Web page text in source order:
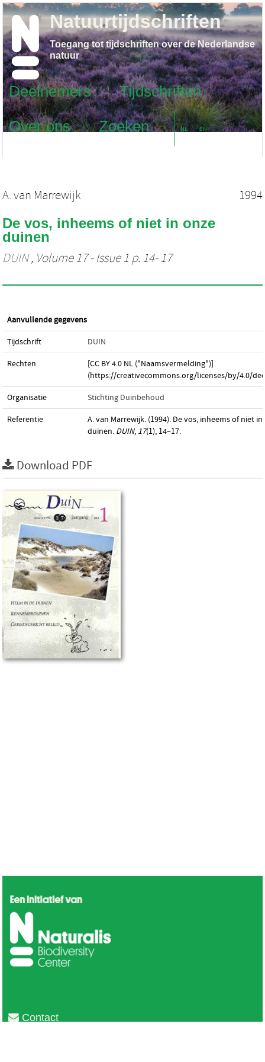
Deelnemers
Tijdschriften
Over ons
Zoeken NL EN
Natuurtijdschriften
Toegang tot tijdschriften over de Nederlandse
natuur
A. van Marrewijk 1994
De vos, inheems of niet in onze
duinen
DUIN, Volume 17 - Issue 1 p. 14- 17
Aanvullende gegevens
Tijdschrift DUIN
Rechten
[CC BY 4.0 NL ("Naamsvermelding")]
(https://creativecommons.org/licenses/by/4.0/
Organisatie Stichting Duinbehoud
Referentie
A. van Marrewijk. (1994). De vos, inheems of niet in
duinen. DUIN, 17(1), 14–17.
Download PDF
Contact